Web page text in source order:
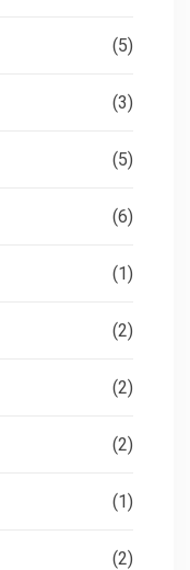
(5)
(3)
(5)
(6)
(1)
(2)
(2)
(2)
(1)
(2)